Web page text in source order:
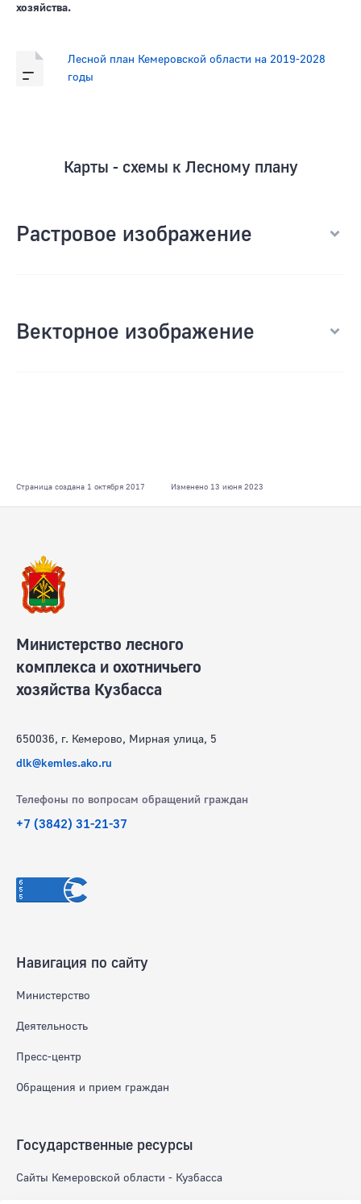
хозяйства.
Лесной план Кемеровской области на 2019-2028
годы
Карты - схемы к Лесному плану
Растровое изображение
Векторное изображение
Страница создана 1 октября 2017 Изменено 13 июня 2023
Министерство лесного
комплекса и охотничьего
хозяйства Кузбасса
650036, г. Кемерово, Мирная улица, 5
dlk@kemles.ako.ru
Телефоны по вопросам обращений граждан
+7 (3842) 31-21-37
Навигация по сайту
Министерство
Деятельность
Пресс-центр
Обращения и прием граждан
Государственные ресурсы
Сайты Кемеровской области - Кузбасса